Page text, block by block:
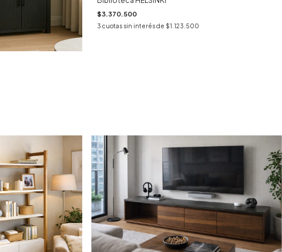
$3.370.500
3 cuotas sin interés de $1.123.500